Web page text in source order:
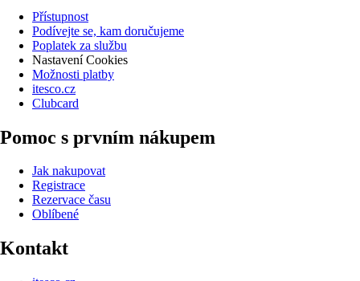
Přístupnost
Podívejte se, kam doručujeme
Poplatek za službu
Nastavení Cookies
Možnosti platby
itesco.cz
Clubcard
Pomoc s prvním nákupem
Jak nakupovat
Registrace
Rezervace času
Oblíbené
Kontakt